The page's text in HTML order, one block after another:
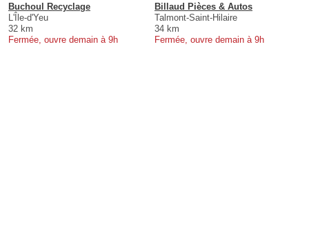
Buchoul Recyclage
L'Île-d'Yeu
32 km
Fermée, ouvre demain à 9h
Billaud Pièces & Autos
Talmont-Saint-Hilaire
34 km
Fermée, ouvre demain à 9h